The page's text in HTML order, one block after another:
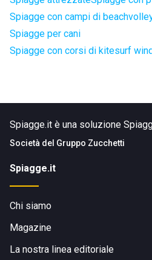
Spiagge con campi di
Spiagge per cani
Spiagge con corsi di kitesurf
Spiagge.it è una soluzione
Società del Gruppo Zucchetti
Spiagge.it
Chi siamo
Magazine
La nostra linea editoriale